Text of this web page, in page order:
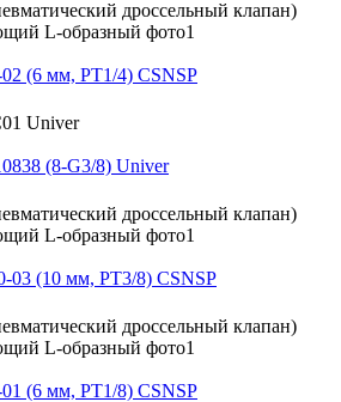
(6 мм, PT1/4) CSNSP
(8-G3/8) Univer
03 (10 мм, PT3/8) CSNSP
(6 мм, PT1/8) CSNSP